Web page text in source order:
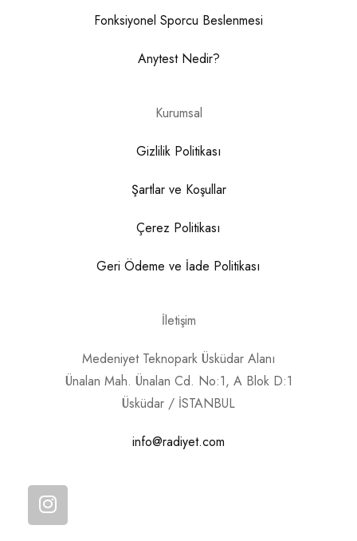
Fonksiyonel Sporcu Beslenmesi
Anytest Nedir?
Kurumsal
Gizlilik Politikası
Şartlar ve Koşullar
Çerez Politikası
Geri Ödeme ve İade Politikası
İletişim
Medeniyet Teknopark Üsküdar Alanı
Ünalan Mah. Ünalan Cd. No:1, A Blok D:1
Üsküdar / İSTANBUL
info@radiyet.com